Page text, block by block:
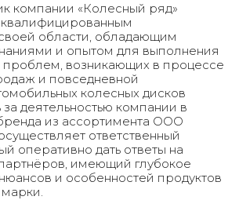
компании «Колесный ряд»
области, обладающим
и опытом для выполнения
возникающих в процессе
и повседневной
колесных дисков
деятельностью компании в
из ассортимента ООО
ответственный
оперативно дать ответы на
имеющий глубокое
и особенностей продуктов